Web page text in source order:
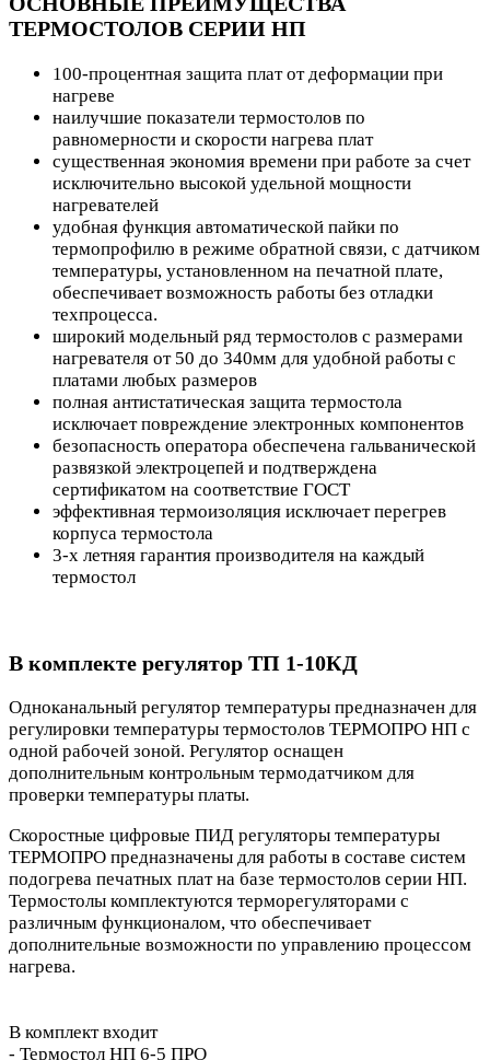
ТЕРМОСТОЛОВ СЕРИИ НП
100-процентная защита плат от деформации при
нагреве
наилучшие показатели термостолов по
равномерности и скорости нагрева плат
существенная экономия времени при работе за счет
исключительно высокой удельной мощности
нагревателей
удобная функция автоматической пайки по
термопрофилю в режиме обратной связи, с датчиком
температуры, установленном на печатной плате,
обеспечивает возможность работы без отладки
техпроцесса.
широкий модельный ряд термостолов с размерами
нагревателя от 50 до 340мм для удобной работы с
платами любых размеров
полная антистатическая защита термостола
исключает повреждение электронных компонентов
безопасность оператора обеспечена гальванической
развязкой электроцепей и подтверждена
сертификатом на соответствие ГОСТ
эффективная термоизоляция исключает перегрев
корпуса термостола
3-х летняя гарантия производителя на каждый
термостол
В комплекте регулятор ТП 1-10КД
Одноканальный регулятор температуры предназначен для
регулировки температуры термостолов ТЕРМОПРО НП с
одной рабочей зоной. Регулятор оснащен
дополнительным контрольным термодатчиком для
проверки температуры платы.
Скоростные цифровые ПИД регуляторы температуры
ТЕРМОПРО предназначены для работы в составе систем
подогрева печатных плат на базе термостолов серии НП.
Термостолы комплектуются терморегуляторами с
различным функционалом, что обеспечивает
дополнительные возможности по управлению процессом
нагрева.
В комплект входит
- Термостол НП 6-5 ПРО